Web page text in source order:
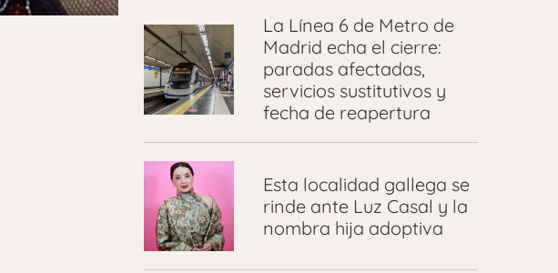
La Línea 6 de Metro de
Madrid echa el cierre:
paradas afectadas,
servicios sustitutivos y
fecha de reapertura
Esta localidad gallega se
rinde ante Luz Casal y la
nombra hija adoptiva